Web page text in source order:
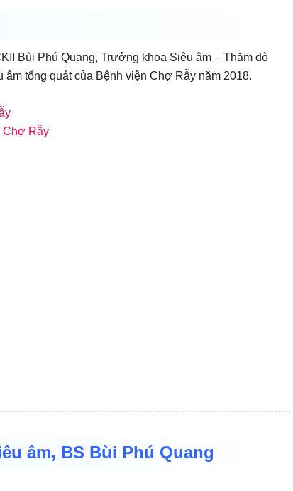
Bùi Phú Quang, Trưởng khoa Siêu âm – Thăm dò
tổng quát của Bệnh viện Chợ Rẫy năm 2018.
Chợ Rẫy
âm, BS Bùi Phú Quang